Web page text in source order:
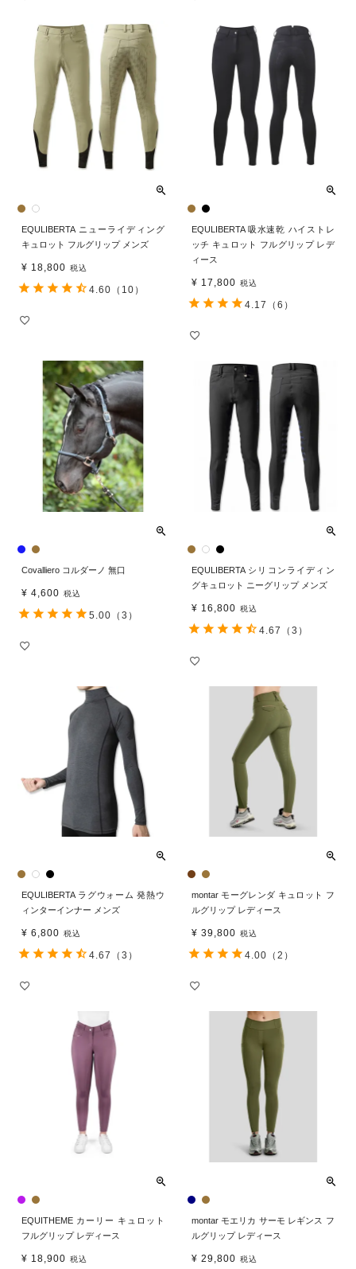
EQULIBERTA ニューライディング
キュロット フルグリップ メンズ
¥ 18,800 税込
4.60 （10）
EQULIBERTA 吸水速乾 ハイストレ
ッチ キュロット フルグリップ レデ
ィース
¥ 17,800 税込
4.17 （6）
Covalliero コルダーノ 無口
¥ 4,600 税込
5.00 （3）
EQULIBERTA シリコンライディン
グキュロット ニーグリップ メンズ
¥ 16,800 税込
4.67 （3）
EQULIBERTA ラグウォーム 発熱ウ
ィンターインナー メンズ
¥ 6,800 税込
4.67 （3）
montar モーグレンダ キュロット フ
ルグリップ レディース
¥ 39,800 税込
4.00 （2）
EQUITHEME カーリー キュロット
フルグリップ レディース
¥ 18,900 税込
montar モエリカ サーモ レギンス フ
ルグリップ レディース
¥ 29,800 税込